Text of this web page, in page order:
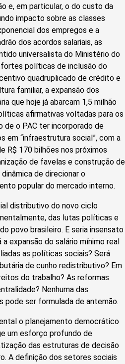
e, em particular, o do custo da
impacto sobre as classes
dos empregos e a
dos acordos salariais, as
universalista do Ministério do
políticas de inclusão do
quadruplicado de crédito e
familiar, a expansão dos
que hoje já abarcam 1,5 milhão
afirmativas voltadas para os
de o PAC ter incorporado de
em “infraestrutura social”, com a
R$ 170 bilhões nos próximos
de favelas e construção de
de direcionar o
popular do mercado interno.
distributivo do novo ciclo
das lutas políticas e
povo brasileiro. E seria insensato
expansão do salário mínimo real
as políticas sociais? Será
de cunho redistributivo? Em
do trabalho? As reformas
Nenhuma das
pode ser formulada de antemão.
o planejamento democrático
um esforço profundo de
das estruturas de decisão
A definição dos setores sociais